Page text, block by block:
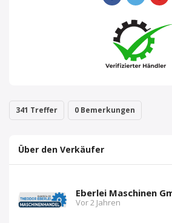
341 Treffer 0 Bemerkungen
Über den Verkäufer
Eberlei Maschinen
Vor 2 Jahren